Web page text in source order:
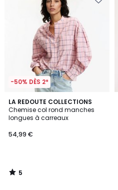
-50% DÈS 2*
LA REDOUTE COLLECTIONS
Chemise col rond manches
longues à carreaux
54,99 €
5
/
5
5
/